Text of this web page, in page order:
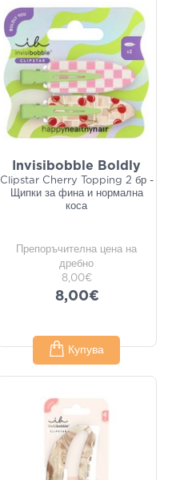
Invisibobble Boldly
Clipstar Cherry Topping 2 бр -
Щипки за фина и нормална
коса
Препоръчителна цена на
дребно
8,00€
8,00€
Купува